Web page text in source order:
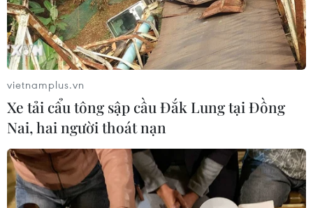
Trung Quốc tăng cường trấn áp tội
phạm có tổ chức
04/08/2026 14:24
Báo động xu hướng gia tăng người
trẻ mắc ung thư
04/08/2026 14:10
vietnamplus.vn
Xe tải cẩu tông sập cầu Đắk Lung tại Đồng
Nai, hai người thoát nạn